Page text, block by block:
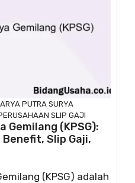
PUTRA SURYA
SLIP GAJI
Gemilang (KPSG):
Slip Gaji,
(KPSG) adalah